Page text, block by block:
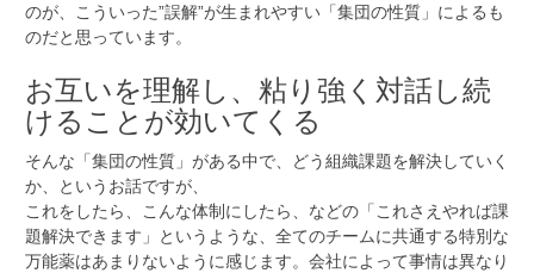
のが、こういった”誤解”が生まれやすい「集団の性質」によるも
のだと思っています。
お互いを理解し、粘り強く対話し続
けることが効いてくる
そんな「集団の性質」がある中で、どう組織課題を解決していく
か、というお話ですが、
これをしたら、こんな体制にしたら、などの「これさえやれば課
題解決できます」というような、全てのチームに共通する特別な
万能薬はあまりないように感じます。会社によって事情は異なり